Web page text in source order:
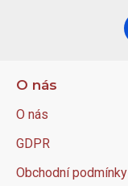
O nás
O nás
GDPR
Obchodní podmínky